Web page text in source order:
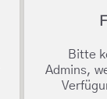
Bitte
Admins,